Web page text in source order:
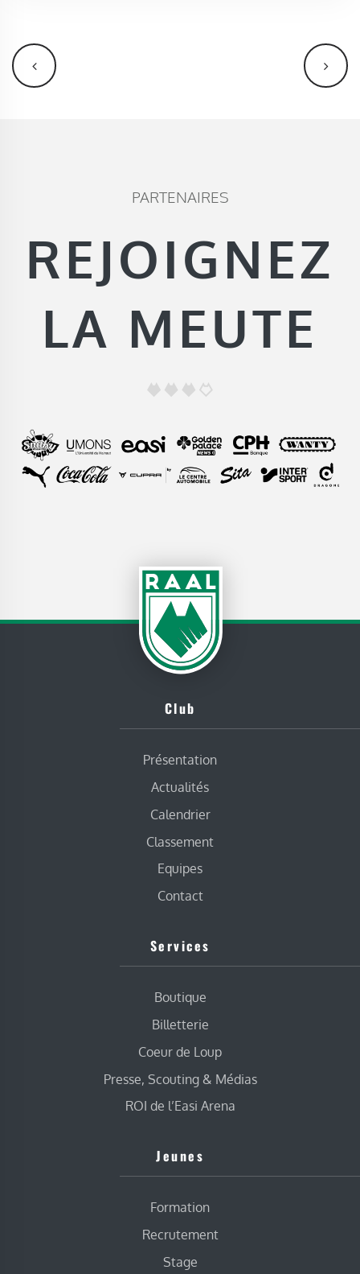
PARTENAIRES
REJOIGNEZ
LA MEUTE
Club
Présentation
Actualités
Calendrier
Classement
Equipes
Contact
Services
Boutique
Billetterie
Coeur de Loup
Presse, Scouting & Médias
ROI de l’Easi Arena
Jeunes
Formation
Recrutement
Stage